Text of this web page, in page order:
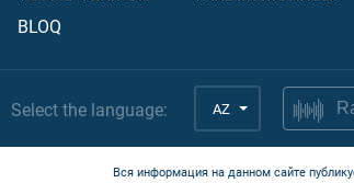
BLOQ
Select the language: AZ
Вся информация на данном сайте